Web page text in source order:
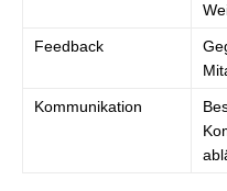
Feedback
Kommunikation